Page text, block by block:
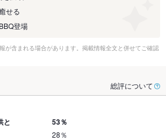
せる
登場
が含まれる場合があります。掲載情報全文と併せてご確認
総評について
と
53％
28％